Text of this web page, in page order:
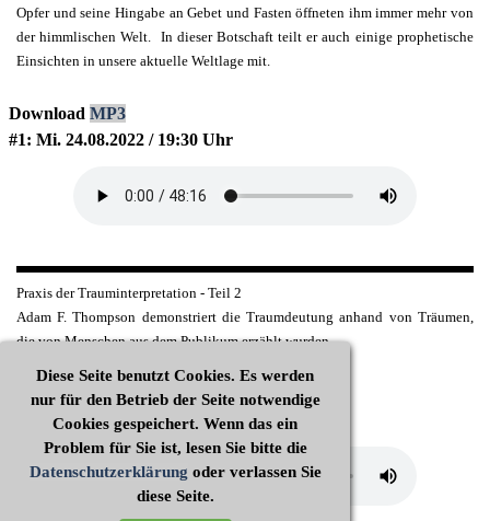
Diese Seite benutzt Cookies. Es werden
nur für den Betrieb der Seite notwendige
Cookies gespeichert. Wenn das ein
Problem für Sie ist, lesen Sie bitte die
Datenschutzerklärung oder verlassen Sie
diese Seite.
Opfer und seine Hingabe an Gebet und Fasten öffneten ihm immer mehr von
der himmlischen Welt. In dieser Botschaft teilt er auch einige prophetische
Einsichten in unsere aktuelle Weltlage mit.
Download MP3
#1: Mi. 24.08.2022 / 19:30 Uhr
Praxis der Trauminterpretation - Teil 2
Adam F. Thompson demonstriert die Traumdeutung anhand von Träumen,
die von Menschen aus dem Publikum erzählt wurden.
DownloadMP3
#2: Mi. 24.08.2022 / 20:30 Uhr